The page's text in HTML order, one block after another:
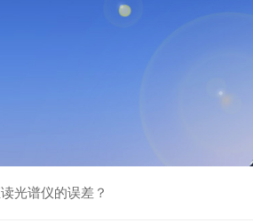
光谱仪的误差？